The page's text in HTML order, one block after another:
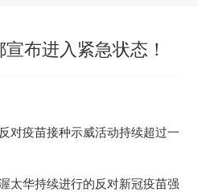
布进入紧急状态！
对疫苗接种示威活动持续超过一
太华持续进行的反对新冠疫苗强